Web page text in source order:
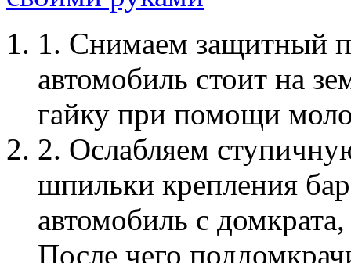
1. Снимаем защитный
автомобиль стоит на
гайку при помощи
2. Ослабляем
шпильки крепления
автомобиль с
После чего